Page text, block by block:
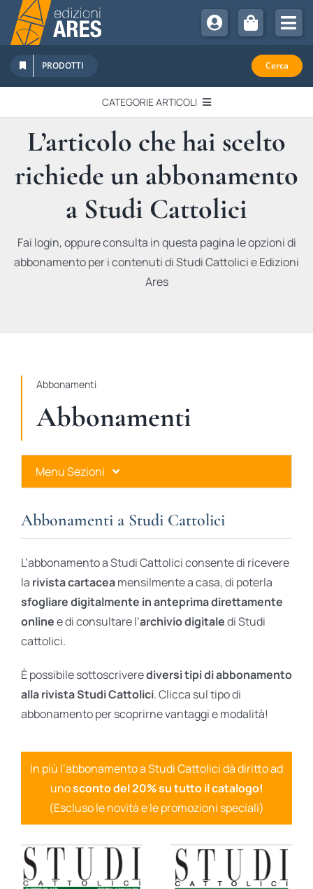
Salta
contenuto
Chi Siamo
Sostienici
Abbonamenti
Promozioni
Newsletter
PRODOTTI Cerca
CATEGORIE ARTICOLI
EDITORIALI
IN QUESTO NUMERO
RECENSIONI
L’articolo che hai scelto
richiede un abbonamento
a Studi Cattolici
Fai login, oppure consulta in questa pagina le opzioni di
abbonamento per i contenuti di Studi Cattolici e Edizioni
Ares
Abbonamenti
Abbonamenti
Menu Sezioni
Ares Gold
Ares Digital
Ares Gift Card
Abbonamenti a Studi Cattolici
L’abbonamento a Studi Cattolici consente di ricevere
la rivista cartaceamensilmente a casa, di poterla
sfogliare digitalmente in anteprima direttamente
onlinee di consultare l’archivio digitaledi Studi
cattolici.
È possibile sottoscriverediversi tipi di abbonamento
alla rivista Studi Cattolici. Clicca sul tipo di
abbonamento per scoprirne vantaggi e modalità!
In più l’abbonamento a Studi Cattolici dà diritto ad
unosconto del 20% su tutto il catalogo!
(Escluso le novità e le promozioni speciali)